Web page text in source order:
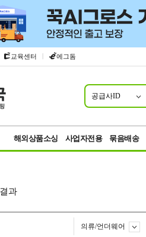
교육센터 | 에그돔
공급사ID
해외상품소싱 사업자전용 묶음배송
과
의류/언더웨어